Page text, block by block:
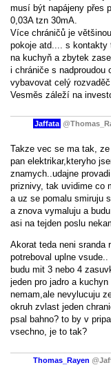
musí být napájeny přes
0,03A tzn 30mA.
Více chráničů je
pokoje atd.... s kontakty
na kuchyň a zbytek
i chrániče s nadproudou
vybavovat celý
Vesměs záleží na
Jaffata @
Takze vec se ma tak,
pan elektrikar,kteryho
znamych..udajne
priznivy, tak uvidime co
a uz se pomalu smiruju
a znova vymaluju a
asi na tejden poslu
Akorat teda neni
potreboval uplne
budu mit 3 nebo 4
jeden pro jadro a
nemam,ale nevylucuju
okruh zvlast jeden
psal bahno? to by v
vsechno, je to tak?
Thomas_Rayen @